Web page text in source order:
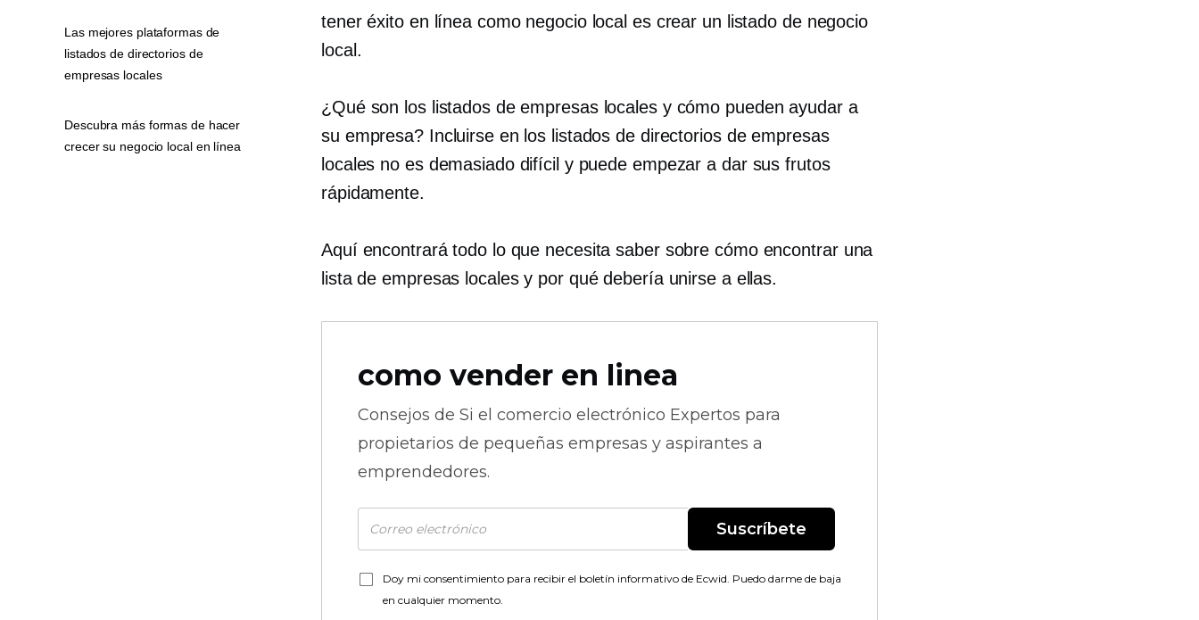
tener éxito en línea como negocio local es crear un listado de negocio
local.
¿Qué son los listados de empresas locales y cómo pueden ayudar a
su empresa? Incluirse en los listados de directorios de empresas
locales no es demasiado difícil y puede empezar a dar sus frutos
rápidamente.
Aquí encontrará todo lo que necesita saber sobre cómo encontrar una
lista de empresas locales y por qué debería unirse a ellas.
como vender en linea
Consejos de Si el comercio electrónico Expertos para
propietarios de pequeñas empresas y aspirantes a
emprendedores.
Suscríbete
Doy mi consentimiento para recibir el boletín informativo de Ecwid. Puedo darme de baja
en cualquier momento.
Las mejores plataformas de
listados de directorios de
empresas locales
Descubra más formas de hacer
crecer su negocio local en línea